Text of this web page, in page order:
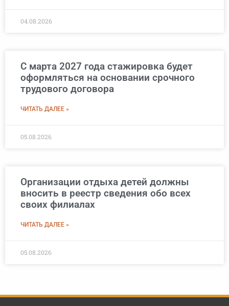
04.08.2026
С марта 2027 года стажировка будет
оформляться на основании срочного
трудового договора
ЧИТАТЬ ДАЛЕЕ »
05.08.2026
Организации отдыха детей должны
вносить в реестр сведения обо всех
своих филиалах
ЧИТАТЬ ДАЛЕЕ »
05.08.2026